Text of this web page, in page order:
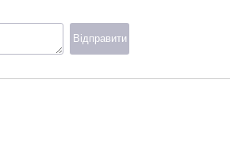
Відправити